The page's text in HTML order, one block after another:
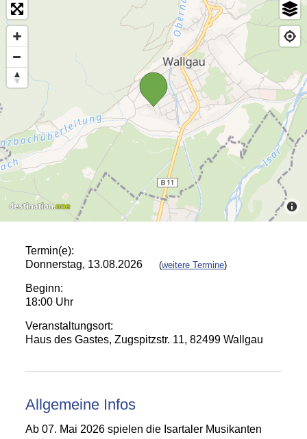
Termin(e):
Donnerstag, 13.08.2026
(weitere Termine)
Beginn:
18:00 Uhr
Veranstaltungsort:
Haus des Gastes, Zugspitzstr. 11, 82499 Wallgau
Allgemeine Infos
Ab 07. Mai 2026 spielen die Isartaler Musikanten